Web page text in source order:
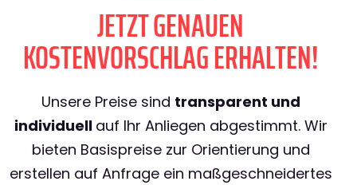
JETZT GENAUEN
KOSTENVORSCHLAG ERHALTEN!
Unsere Preise sind transparent und
individuell auf Ihr Anliegen abgestimmt. Wir
bieten Basispreise zur Orientierung und
erstellen auf Anfrage ein maßgeschneidertes